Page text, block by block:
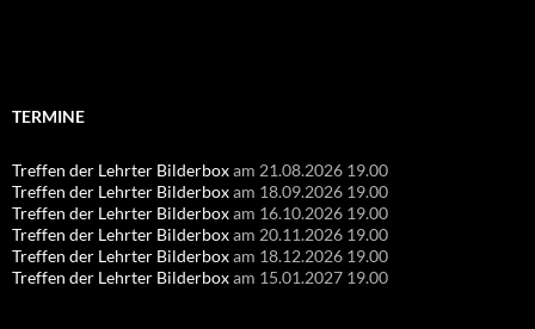
TERMINE
Treffen der Lehrter Bilderboxam 21.08.2026 19.00
Treffen der Lehrter Bilderboxam 18.09.2026 19.00
Treffen der Lehrter Bilderboxam 16.10.2026 19.00
Treffen der Lehrter Bilderboxam 20.11.2026 19.00
Treffen der Lehrter Bilderboxam 18.12.2026 19.00
Treffen der Lehrter Bilderboxam 15.01.2027 19.00